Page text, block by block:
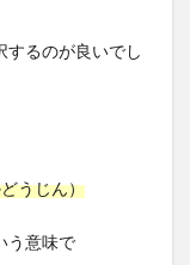
するのが良いでし
うじん）
う意味で